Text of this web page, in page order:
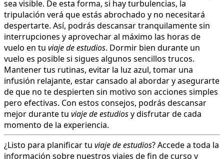
sea visible. De esta forma, si hay turbulencias, la
tripulación verá que estás abrochado y no necesitará
despertarte. Así, podrás descansar tranquilamente sin
interrupciones y aprovechar al máximo las horas de
vuelo en tu viaje de estudios. Dormir bien durante un
vuelo es posible si sigues algunos sencillos trucos.
Mantener tus rutinas, evitar la luz azul, tomar una
infusión relajante, estar cansado al abordar y asegurarte
de que no te despierten sin motivo son acciones simples
pero efectivas. Con estos consejos, podrás descansar
mejor durante tu viaje de estudiosy disfrutar de cada
momento de la experiencia.
¿Listo para planificar tu viaje de estudios? Accede a toda la
información sobre nuestros viajes de fin de curso y